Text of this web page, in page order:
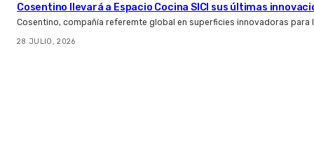
Cosentino llevará a Espacio Cocina SICI sus últimas
Cosentino, compañía referemte global en superficies innovadoras
28 JULIO, 2026